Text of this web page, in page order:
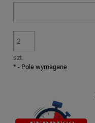
szt.
* - Pole wymagane